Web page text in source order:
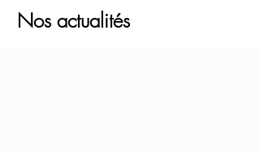
Nos actualités